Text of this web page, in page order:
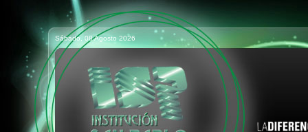
Sábado, 08 Agosto 2026